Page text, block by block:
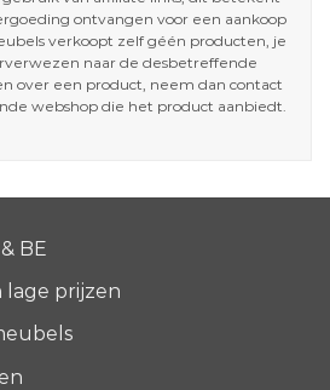
ontvangen voor een aankoop
verkoopt zelf géén producten, je
naar de desbetreffende
over een product, neem dan contact
webshop die het product aanbiedt.
BE
lage prijzen